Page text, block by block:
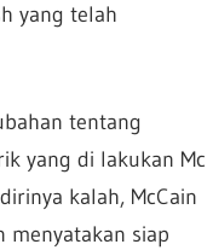
yang telah
tentang
yang di lakukan Mc
kalah, McCain
menyatakan siap